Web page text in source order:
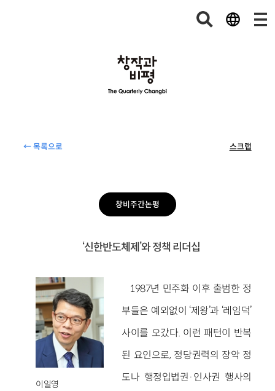
← 목록으로 스크랩
창비주간논평
‘신한반도체제’와 정책 리더십
이일영
1987년 민주화 이후 출범한 정
부들은 예외없이 ‘제왕’과 ‘레임덕’
사이를 오갔다. 이런 패턴이 반복
된 요인으로, 정당권력의 장악 정
도나 행정입법권·인사권 행사의